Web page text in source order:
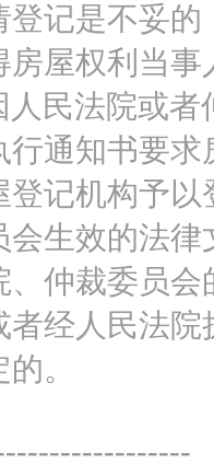
记是不妥
房屋权利当
人民法院或
通知书要
登记机构予
会生效的法
、仲裁委员
经人民法
。